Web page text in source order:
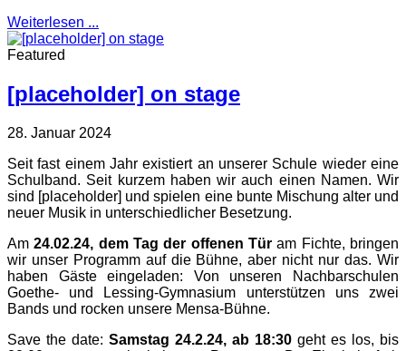
Weiterlesen ...
Featured
[placeholder] on stage
28. Januar 2024
Seit fast einem Jahr existiert an unserer Schule wieder eine
Schulband. Seit kurzem haben wir auch einen Namen. Wir
sind [placeholder] und spielen eine bunte Mischung alter und
neuer Musik in unterschiedlicher Besetzung.
Am24.02.24, dem Tag der offenen Tür am Fichte, bringen
wir unser Programm auf die Bühne, aber nicht nur das. Wir
haben Gäste eingeladen: Von unseren Nachbarschulen
Goethe- und Lessing-Gymnasium unterstützen uns zwei
Bands und rocken unsere Mensa-Bühne.
Save the date: Samstag 24.2.24, ab 18:30 geht es los, bis